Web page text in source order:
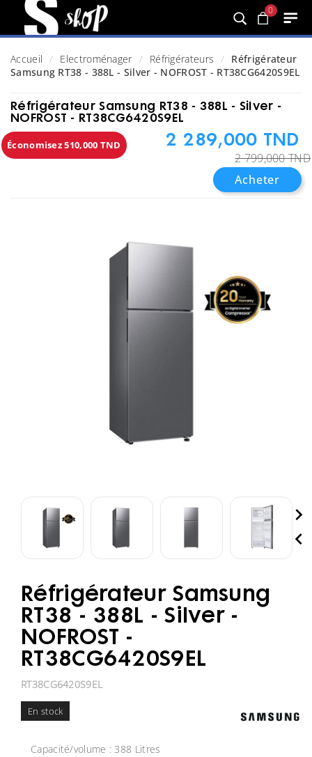
0
Accueil Electroménager Réfrigérateurs
Réfrigérateur
Samsung RT38 - 388L - Silver - NOFROST - RT38CG6420S9EL
Réfrigérateur Samsung RT38 - 388L - Silver -
NOFROST - RT38CG6420S9EL
Économisez 510,000 TND 2 289,000 TND
2 799,000 TND
Acheter


Réfrigérateur Samsung
RT38 - 388L - Silver -
NOFROST -
RT38CG6420S9EL
RT38CG6420S9EL
En stock
Capacité/volume : 388 Litres